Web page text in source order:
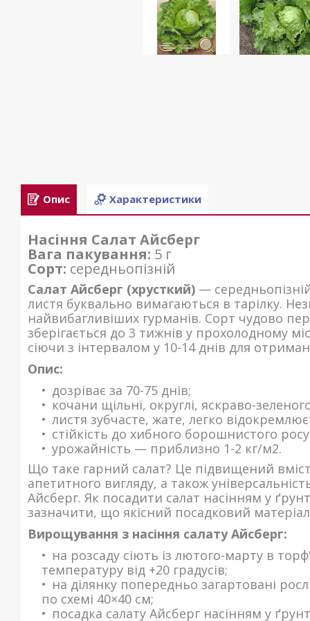
Опис Характеристики
Насіння Салат Айсберг
Вага пакування: 5 г
Сорт: середньопізній
Салат Айсберг (хрусткий) —
листя буквально вимагаються в тарілку.
найвибагливіших гурманів. Сорт чудово
зберігається до 3 тижнів у прохолодному
сіючи з інтервалом у 10-14 днів для
Опис:
дозріває за 70-75 днів;
кочани щільні, округлі, яскраво-
листя зубчасте, жате, легко
стійкість до хибного борошнистого
урожайність — приблизно 1-2 кг/м2.
Що таке гарний салат? Це підвищений
апетитного вигляду, а також
Айсберг. Як посадити салат насінням у
зазначити, що якісний посадковий
Вирощування з насіння салату Айсберг:
на розсаду сіють із лютого-марту в
температуру від +20 градусів;
на ділянку попередньо загартовані
по схемі 40×40 см;
посадка салату Айсберг насінням у